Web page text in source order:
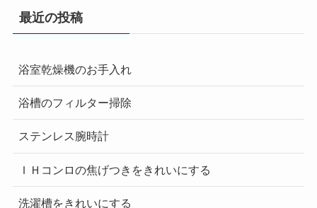
最近の投稿
浴室乾燥機のお手入れ
浴槽のフィルター掃除
ステンレス腕時計
ＩＨコンロの焦げつきをきれいにする
洗濯槽をきれいにする